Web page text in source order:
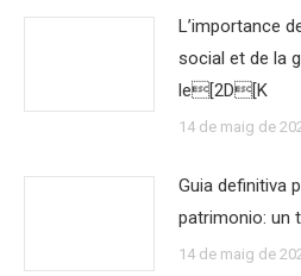
L’importance
social et de la
le[2D[K
14 de maig de
Guia definitiva
patrimonio: un
14 de maig de